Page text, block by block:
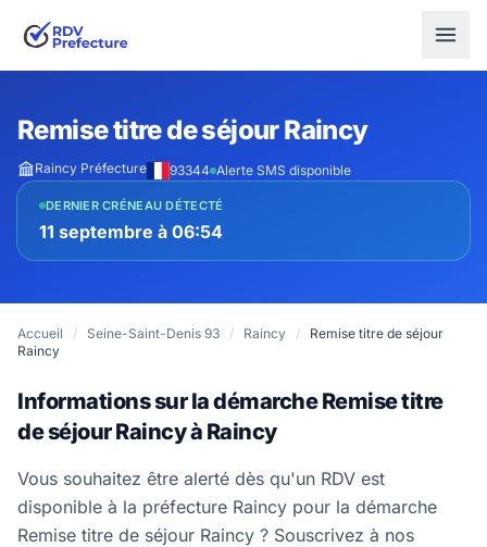
Remise titre de séjour Raincy
Raincy Préfecture 93344 Alerte SMS disponible
DERNIER CRÉNEAU DÉTECTÉ
11 septembre à 06:54
Accueil / Seine-Saint-Denis 93 / Raincy /
Remise titre de séjour
Raincy
Informations sur la démarche Remise titre
de séjour Raincy à Raincy
Vous souhaitez être alerté dès qu'un RDV est
disponible à la préfecture Raincy pour la démarche
Remise titre de séjour Raincy ? Souscrivez à nos